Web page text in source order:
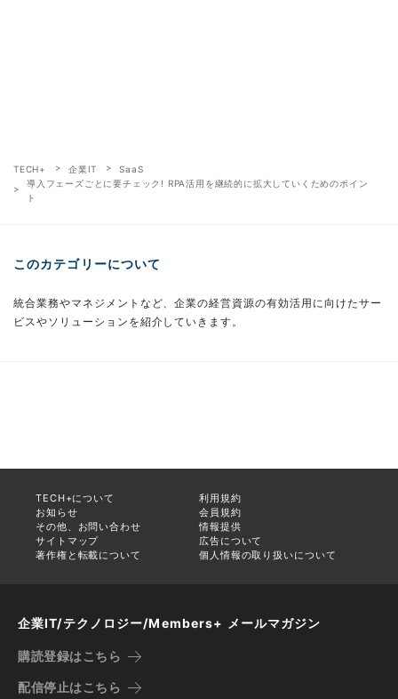
TECH+ 企業IT
SaaS
導入フェーズごとに要チェック! RPA活用を継続的に拡大していくためのポイン
ト
このカテゴリーについて
統合業務やマネジメントなど、企業の経営資源の有効活用に向けたサー
ビスやソリューションを紹介していきます。
TECH+について
利用規約
お知らせ
会員規約
その他、お問い合わせ
情報提供
サイトマップ
広告について
著作権と転載について
個人情報の取り扱いについて
企業IT/テクノロジー/Members+ メールマガジン
購読登録はこちら
配信停止はこちら